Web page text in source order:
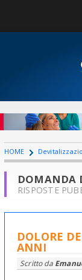
HOME
DOMANDA
RISPOSTE
DOLORE
ANNI
Scritto da